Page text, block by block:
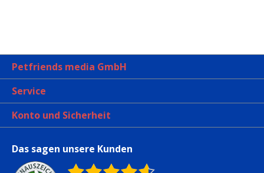
Petfriends media GmbH
Service
Konto und Sicherheit
Das sagen unsere Kunden